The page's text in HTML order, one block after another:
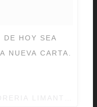
DE HOY SEA
NUEVA CARTA.